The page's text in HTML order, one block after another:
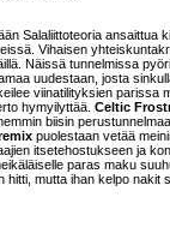
Salaliittoteoria ansaittua
Vihaisen
Näissä tunnelmissa
uudestaan, josta
viinatilityksien parissa
hymyilyttää. Celtic
biisin
puolestaan vetää
itsetehostukseen ja
paras maku
hitti, mutta ihan kelpo nakit